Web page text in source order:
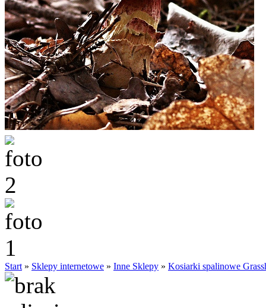
Start » Sklepy internetowe » Inne Sklepy » Kosiarki spalinowe